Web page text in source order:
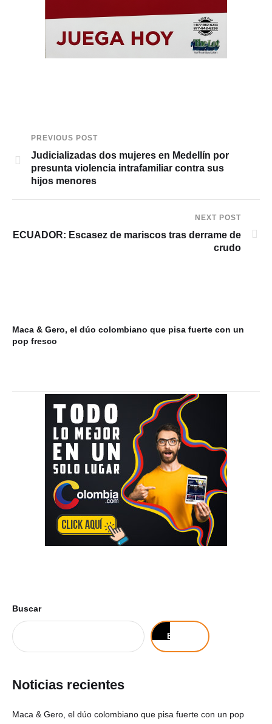
PREVIOUS POST
Judicializadas dos mujeres en Medellín por
presunta violencia intrafamiliar contra sus
hijos menores
NEXT POST
ECUADOR: Escasez de mariscos tras derrame de
crudo
Maca & Gero, el dúo colombiano que pisa fuerte con un
pop fresco
Buscar
Buscar
Noticias recientes
Maca & Gero, el dúo colombiano que pisa fuerte con un pop